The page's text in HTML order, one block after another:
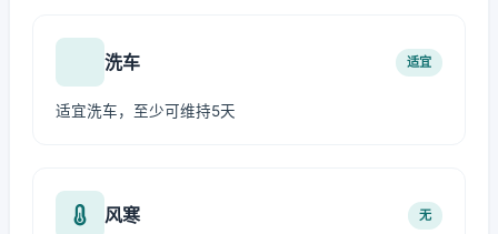
洗车 适宜
适宜洗车，至少可维持5天
风寒 无